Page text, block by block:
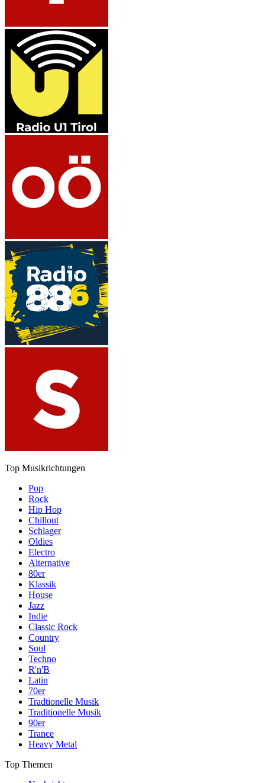
Top Musikrichtungen
Pop
Rock
Hip Hop
Chillout
Schlager
Oldies
Electro
Alternative
80er
Klassik
House
Jazz
Indie
Classic Rock
Country
Soul
Techno
R'n'B
Latin
70er
Tradtionelle Musik
Traditionelle Musik
90er
Trance
Heavy Metal
Top Themen